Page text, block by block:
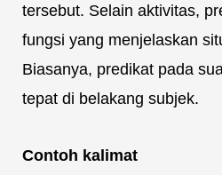
tersebut. Selain aktivitas,
fungsi yang menjelaskan
Biasanya, predikat pada
tepat di belakang subjek.
Contoh kalimat